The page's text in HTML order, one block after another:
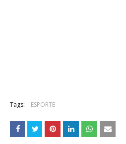
Tags: ESPORTE